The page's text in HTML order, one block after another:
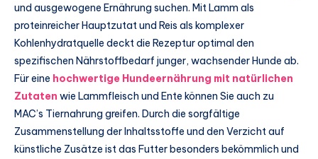
und ausgewogene Ernährung suchen. Mit Lamm als
proteinreicher Hauptzutat und Reis als komplexer
Kohlenhydratquelle deckt die Rezeptur optimal den
spezifischen Nährstoffbedarf junger, wachsender Hunde ab.
Für eine hochwertige Hundeernährung mit natürlichen
Zutaten wie Lammfleisch und Ente können Sie auch zu
MAC’s Tiernahrung greifen. Durch die sorgfältige
Zusammenstellung der Inhaltsstoffe und den Verzicht auf
künstliche Zusätze ist das Futter besonders bekömmlich und